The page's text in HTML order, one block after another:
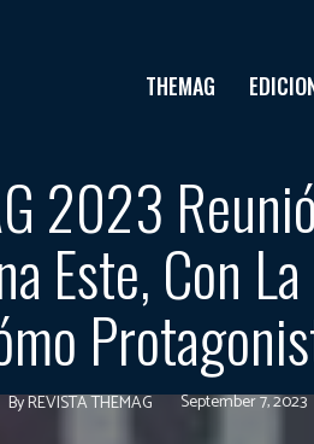
THEMAG
2023
Este, Con
ByREVISTA THEMAG September 7, 2023